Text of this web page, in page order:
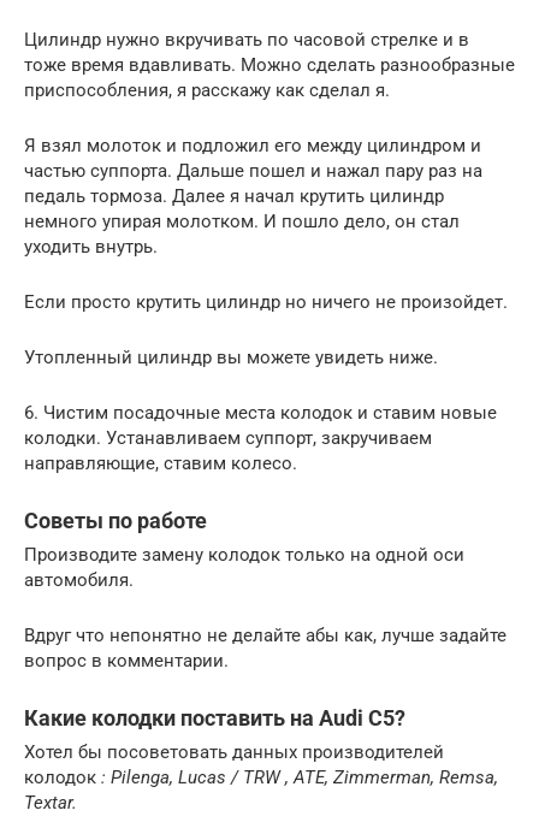
Цилиндр нужно вкручивать по часовой стрелке и в
тоже время вдавливать. Можно сделать разнообразные
приспособления, я расскажу как сделал я.
Я взял молоток и подложил его между цилиндром и
частью суппорта. Дальше пошел и нажал пару раз на
педаль тормоза. Далее я начал крутить цилиндр
немного упирая молотком. И пошло дело, он стал
уходить внутрь.
Если просто крутить цилиндр но ничего не произойдет.
Утопленный цилиндр вы можете увидеть ниже.
6. Чистим посадочные места колодок и ставим новые
колодки. Устанавливаем суппорт, закручиваем
направляющие, ставим колесо.
Советы по работе
Производите замену колодок только на одной оси
автомобиля.
Вдруг что непонятно не делайте абы как, лучше задайте
вопрос в комментарии.
Какие колодки поставить на Audi C5?
Хотел бы посоветовать данных производителей
колодок : Pilenga, Lucas / TRW ,ATE, Zimmerman, Remsa,
Textar.